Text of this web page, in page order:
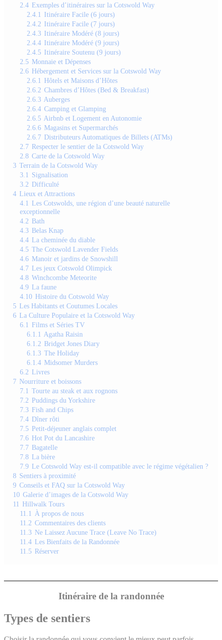
2.4 Exemples d’itinéraires sur la Cotswold Way
2.4.1 Itinéraire Facile (6 jours)
2.4.2 Itinéraire Facile (7 jours)
2.4.3 Itinéraire Modéré (8 jours)
2.4.4 Itinéraire Modéré (9 jours)
2.4.5 Itinéraire Soutenu (9 jours)
2.5 Monnaie et Dépenses
2.6 Hébergement et Services sur la Cotswold Way
2.6.1 Hôtels et Maisons d’Hôtes
2.6.2 Chambres d’Hôtes (Bed & Breakfast)
2.6.3 Auberges
2.6.4 Camping et Glamping
2.6.5 Airbnb et Logement en Autonomie
2.6.6 Magasins et Supermarchés
2.6.7 Distributeurs Automatiques de Billets (ATMs)
2.7 Respecter le sentier de la Cotswold Way
2.8 Carte de la Cotswold Way
3 Terrain de la Cotswold Way
3.1 Signalisation
3.2 Difficulté
4 Lieux et Attractions
4.1 Les Cotswolds, une région d’une beauté naturelle
exceptionnelle
4.2 Bath
4.3 Belas Knap
4.4 La cheminée du diable
4.5 The Cotswold Lavender Fields
4.6 Manoir et jardins de Snowshill
4.7 Les jeux Cotswold Olimpick
4.8 Winchcombe Meteorite
4.9 La faune
4.10 Histoire du Cotswold Way
5 Les Habitants et Coutumes Locales
6 La Culture Populaire et la Cotswold Way
6.1 Films et Séries TV
6.1.1 Agatha Raisin
6.1.2 Bridget Jones Diary
6.1.3 The Holiday
6.1.4 Midsomer Murders
6.2 Livres
7 Nourriture et boissons
7.1 Tourte au steak et aux rognons
7.2 Puddings du Yorkshire
7.3 Fish and Chips
7.4 Dîner rôti
7.5 Petit-déjeuner anglais complet
7.6 Hot Pot du Lancashire
7.7 Bagatelle
7.8 La bière
7.9 Le Cotswold Way est-il compatible avec le régime végétalien ?
8 Sentiers à proximité
9 Conseils et FAQ sur la Cotswold Way
10 Galerie d’images de la Cotswold Way
11 Hillwalk Tours
11.1 À propos de nous
11.2 Commentaires des clients
11.3 Ne Laissez Aucune Trace (Leave No Trace)
11.4 Les Bienfaits de la Randonnée
11.5 Réserver
Itinéraire de la randonnée
Types de sentiers